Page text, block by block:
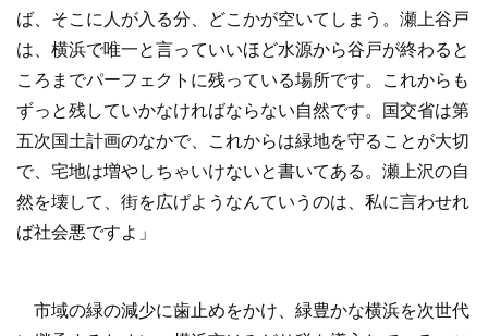
ば、そこに人が入る分、どこかが空いてしまう。瀬上谷戸
は、横浜で唯一と言っていいほど水源から谷戸が終わると
ころまでパーフェクトに残っている場所です。これからも
ずっと残していかなければならない自然です。国交省は第
五次国土計画のなかで、これからは緑地を守ることが大切
で、宅地は増やしちゃいけないと書いてある。瀬上沢の自
然を壊して、街を広げようなんていうのは、私に言わせれ
ば社会悪ですよ」
市域の緑の減少に歯止めをかけ、緑豊かな横浜を次世代